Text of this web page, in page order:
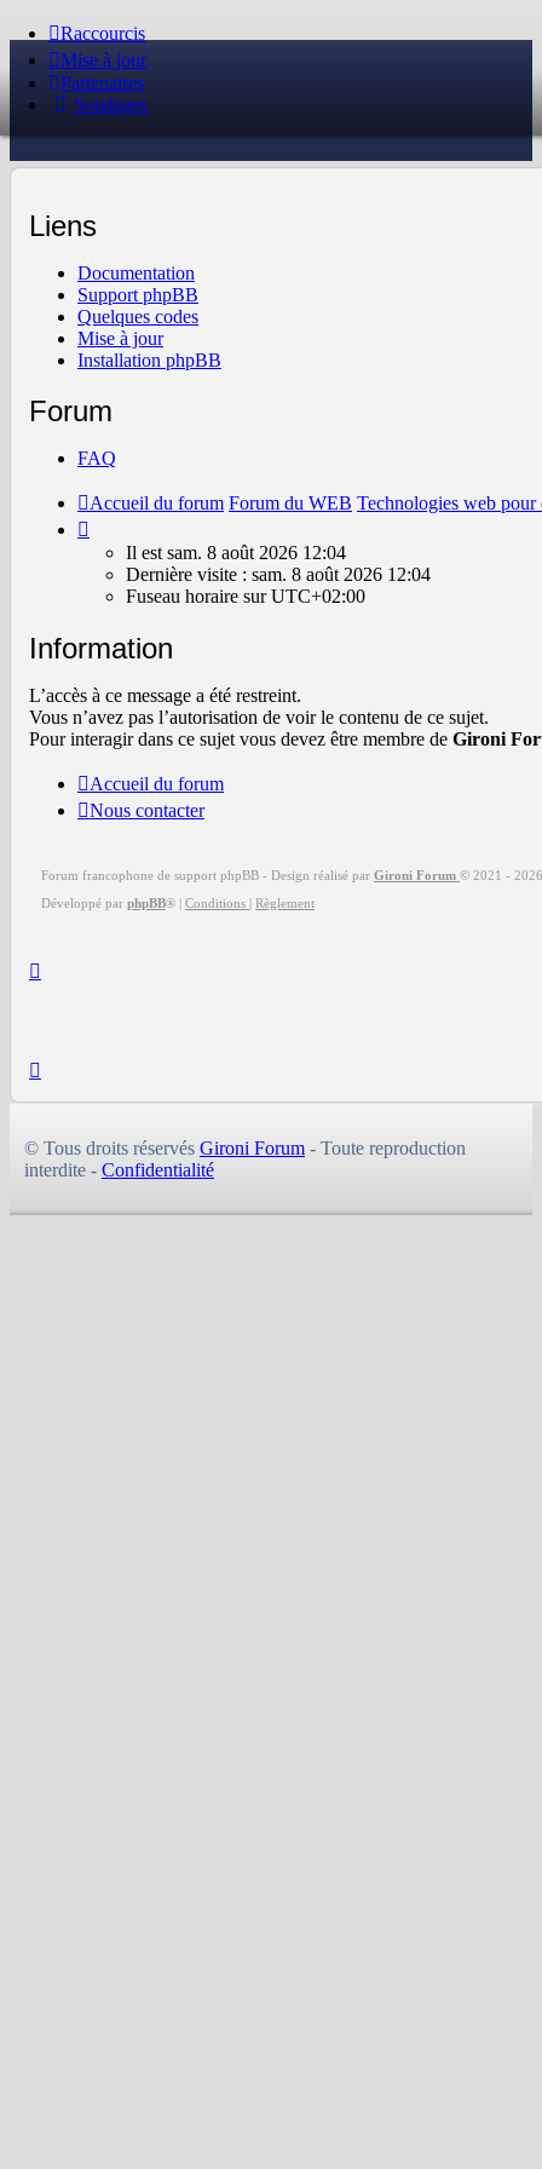
Raccourcis
Mise à jour
Partenaires
Sondages
Liens
Documentation
Support phpBB
Quelques codes
Mise à jour
Installation phpBB
Forum
FAQ
Accueil du forum Forum du WEB Technologies web pour
est
sam.
12:04
Il est sam. 8 août 2026 12:04
Dernière visite : sam. 8 août 2026 12:04
Fuseau horaire surUTC+02:00
Information
L’accès à ce message a été restreint.
Vous n’avez pas l’autorisation de voir le contenu de ce sujet.
Pour interagir dans ce sujet vous devez être membre de Gironi
Accueil du forum
Nous contacter
Forum francophone de support phpBB - Design réalisé par Gironi Forum © 2021 - 2026
Développé par phpBB® | Conditions | Règlement
© Tous droits réservés Gironi Forum - Toute reproduction
interdite - Confidentialité